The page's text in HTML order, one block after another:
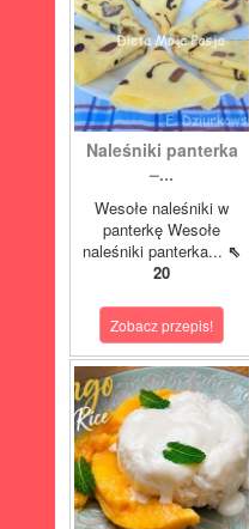
Naleśniki panterka
–...
Wesołe naleśniki w
panterkę Wesołe
naleśniki panterka... ⇖
20
Zobacz przepis!